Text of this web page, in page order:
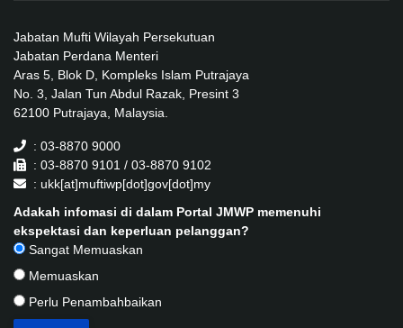
Jabatan Mufti Wilayah Persekutuan
Jabatan Perdana Menteri
Aras 5, Blok D, Kompleks Islam Putrajaya
No. 3, Jalan Tun Abdul Razak, Presint 3
62100 Putrajaya, Malaysia.
: 03-8870 9000
: 03-8870 9101 / 03-8870 9102
: ukk[at]muftiwp[dot]gov[dot]my
Adakah infomasi di dalam Portal JMWP memenuhi
ekspektasi dan keperluan pelanggan?
Sangat Memuaskan
Memuaskan
Perlu Penambahbaikan